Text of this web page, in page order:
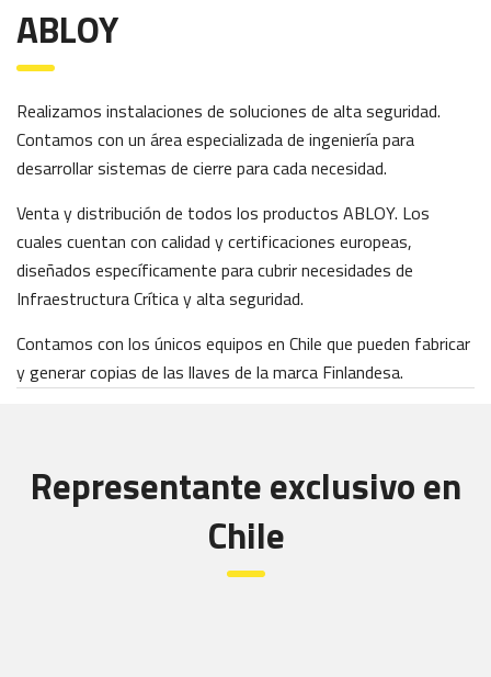
ABLOY
Realizamos instalaciones de soluciones de alta seguridad.
Contamos con un área especializada de ingeniería para
desarrollar sistemas de cierre para cada necesidad.
Venta y distribución de todos los productos ABLOY. Los
cuales cuentan con calidad y certificaciones europeas,
diseñados específicamente para cubrir necesidades de
Infraestructura Crítica y alta seguridad.
Contamos con los únicos equipos en Chile que pueden fabricar
y generar copias de las llaves de la marca Finlandesa.
Representante exclusivo en
Chile